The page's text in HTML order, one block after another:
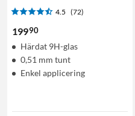
4.5 (72)
19990
Härdat 9H-glas
0,51 mm tunt
Enkel applicering